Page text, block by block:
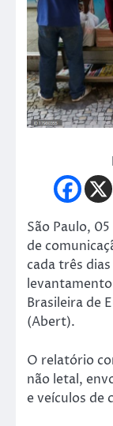
São Paulo,
de
cada três
Brasileira de
(Abert).
O relatório
não letal,
e veículos de